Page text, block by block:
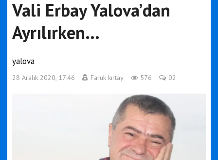
Vali Erbay Yalova’dan
Ayrılırken…
yalova
28 Aralık 2020, 17:46 Faruk kırtay 576 02